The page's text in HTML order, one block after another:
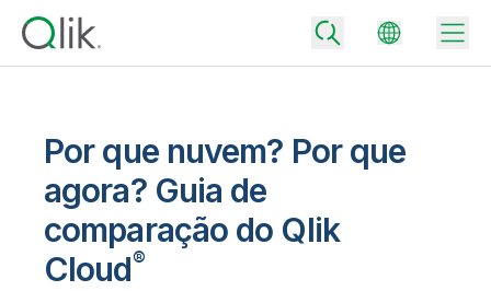
Por que Qlik
Back
Back
Back
Por que nuvem? Por que
agora? Guia de
comparação do Qlik
Cloud®